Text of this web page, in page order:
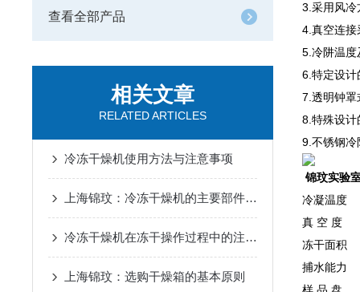
查看全部产品
相关文章
RELATED ARTICLES
冷冻干燥机使用方法与注意事项
上海锦玟：冷冻干燥机的主要部件有哪些
冷冻干燥机在冻干操作过程中的注意事项
上海锦玟：选购干燥箱的基本原则
3.采用风冷
4.真空连接
5.冷阱温度
6.特定设计
7.透明钟罩
8.特殊设计
9.不锈钢冷
锦玟实验
冷凝温
真 空 度
冻干面
捕水能